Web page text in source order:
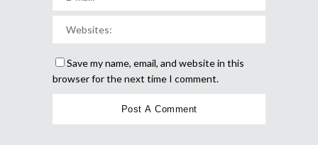
Save my name, email, and website in this
browser for the next time I comment.